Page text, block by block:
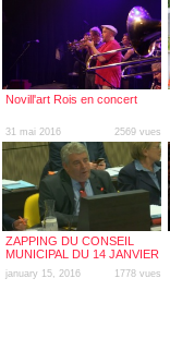
Novill'art Rois en concert
31 mai 2016 2569 vues
ZAPPING DU CONSEIL
MUNICIPAL DU 14 JANVIER
january 15, 2016 1778 vues